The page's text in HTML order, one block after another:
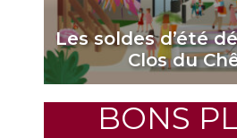
Les soldes d’été
Clos du
BONS